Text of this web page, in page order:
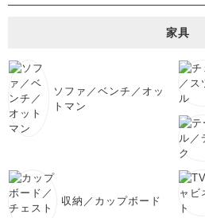
家具
ソファ／ベンチ／オッ
トマン
収納／カップボード